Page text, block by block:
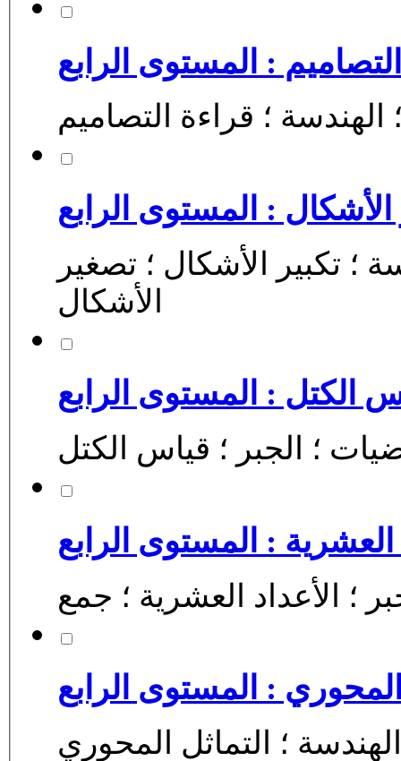
: المستوى الرابع
الأشكال : المستوى الرابع
؛ الرياضيات ؛ الهندسة ؛ تكبير الأشكال ؛ تصغير
الكتل : المستوى الرابع
العشرية : المستوى الرابع
؛ اﻷعداد العشرية ؛ جمع
المحوري : المستوى الرابع